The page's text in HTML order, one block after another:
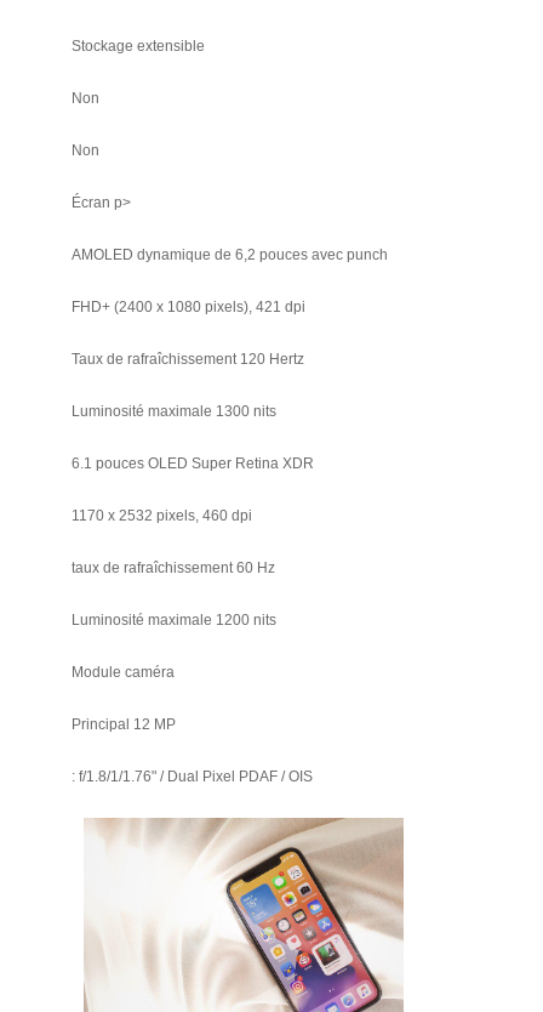
Stockage extensible
Non
Non
Écran p>
AMOLED dynamique de 6,2 pouces avec punch
FHD+ (2400 x 1080 pixels), 421 dpi
Taux de rafraîchissement 120 Hertz
Luminosité maximale 1300 nits
6.1 pouces OLED Super Retina XDR
1170 x 2532 pixels, 460 dpi
taux de rafraîchissement 60 Hz
Luminosité maximale 1200 nits
Module caméra
Principal 12 MP
: f/1.8/1/1.76" / Dual Pixel PDAF / OIS